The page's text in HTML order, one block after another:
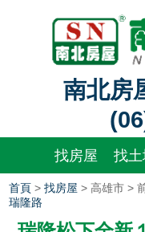
南北房
找房屋 找
首頁 >找房屋 > 高雄市 >
瑞隆路